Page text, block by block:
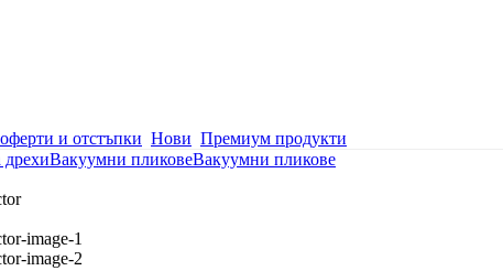
и отстъпки Нови Премиум продукти
дрехиВакуумни пликовеВакуумни пликове